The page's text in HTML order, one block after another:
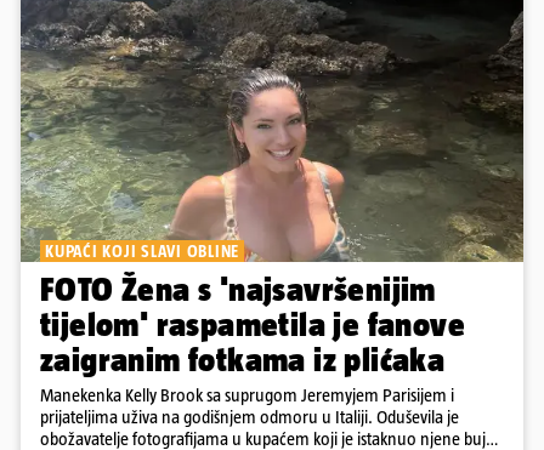
KUPAĆI KOJI SLAVI OBLINE
FOTO Žena s 'najsavršenijim
tijelom' raspametila je fanove
zaigranim fotkama iz plićaka
Manekenka Kelly Brook sa suprugom Jeremyjem Parisijem i
prijateljima uživa na godišnjem odmoru u Italiji. Oduševila je
obožavatelje fotografijama u kupaćem koji je istaknuo njene bujne